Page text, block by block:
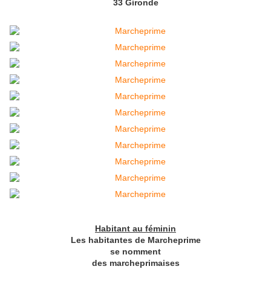
33 Gironde
Habitant au féminin
Les habitantes de Marcheprime
se nomment
des marcheprimaises